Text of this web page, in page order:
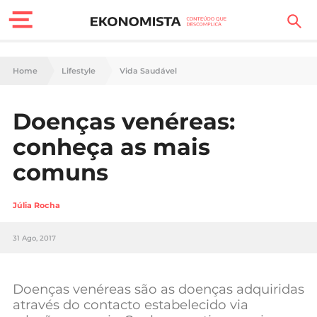
Finanças Pessoais
Carreira
Casa
Lifestyle
Sociedade
Negócios
Home Lifestyle Vida Saudável
Doenças venéreas:
conheça as mais
comuns
Júlia Rocha
31 Ago, 2017
Doenças venéreas são as doenças adquiridas
através do contacto estabelecido via